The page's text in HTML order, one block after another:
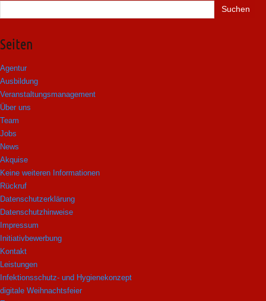
nach:
Seiten
Agentur
Ausbildung
Veranstaltungsmanagement
Über uns
Team
Jobs
News
Akquise
Keine weiteren Informationen
Rückruf
Datenschutzerklärung
Datenschutzhinweise
Impressum
Initiativbewerbung
Kontakt
Leistungen
Infektionsschutz- und Hygienekonzept
digitale Weihnachtsfeier